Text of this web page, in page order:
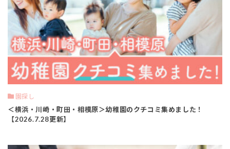
園探し
＜横浜・川崎・町田・相模原＞幼稚園のクチコミ集めました！
【2026.7.28更新】